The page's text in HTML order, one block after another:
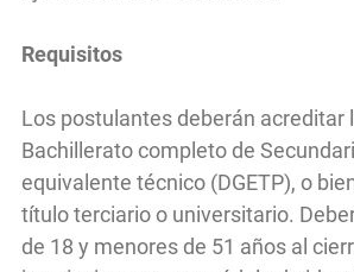
Requisitos
Los postulantes deberán acreditar
Bachillerato completo de
equivalente técnico (DGETP), o
título terciario o universitario.
de 18 y menores de 51 años al